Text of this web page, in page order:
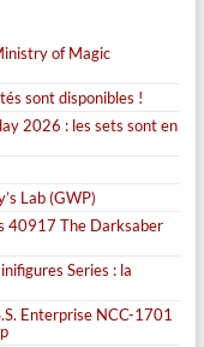
of Magic
sont disponibles !
2026 : les sets sont en
Lab (GWP)
40917 The Darksaber
Series : la
Enterprise NCC-1701